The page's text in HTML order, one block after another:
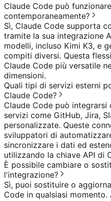
Claude Code può
contemporaneamente?
Sì, Claude Code supporta
tramite la sua integrazione
modelli, incluso Kimi K3, e
compiti diversi. Questa
Claude Code più versatile
dimensioni.
Quali tipi di servizi esterni
Claude Code?
Claude Code può integrarsi
servizi come GitHub, Jira,
personalizzate. Queste
sviluppatori di
sincronizzare i dati ed
utilizzando la chiave API di
È possibile cambiare o
l'integrazione?
Sì, puoi sostituire o
Code in qualsiasi